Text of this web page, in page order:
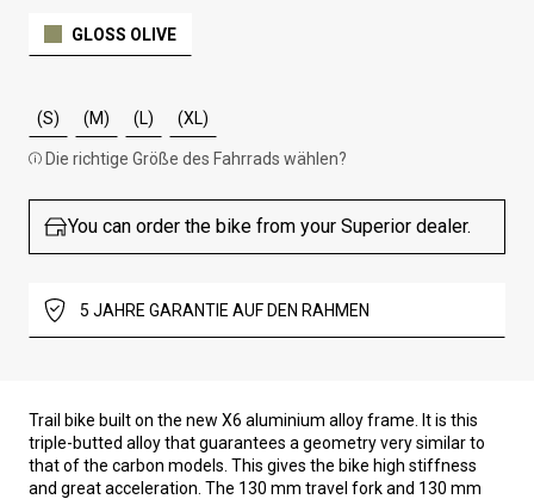
GLOSS OLIVE
(S) (M) (L) (XL)
Die richtige Größe des Fahrrads wählen?
You can order the bike from your Superior dealer.
5 JAHRE GARANTIE AUF DEN RAHMEN
Trail bike built on the new X6 aluminium alloy frame. It is this
triple-butted alloy that guarantees a geometry very similar to
that of the carbon models. This gives the bike high stiffness
and great acceleration. The 130 mm travel fork and 130 mm